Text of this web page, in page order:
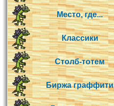
Место, где...
Классики
Столб-тотем
Биржа граффити